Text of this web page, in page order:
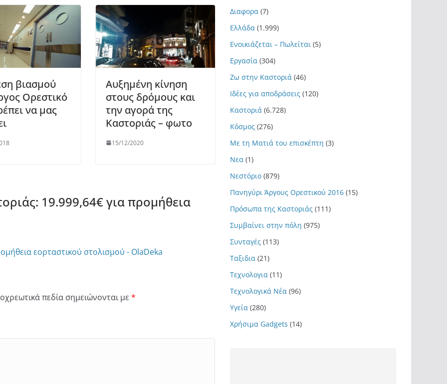
βιασμού
Ορεστικό
να μας
Αυξημένη κίνηση
στους δρόμους και
την αγορά της
Καστοριάς – φωτο
15/12/2020
19.999,64€ για προμήθεια
εορταστικού στολισμού - OlaDeka
πεδία σημειώνονται με *
Διαφορα (7)
Ελλάδα (1.999)
Ενοικιάζεται – Πωλείται (5)
Εργασία (304)
Ζω στην Καστοριά (46)
Ιδέες για αποδράσεις (120)
Καστοριά (6.728)
Κόσμος (276)
Με τη Ματιά του επισκέπτη (3)
Νεα (1)
Νεστόριο (879)
Πανηγύρι Άργους Ορεστικού 2016 (15)
Πρόσωπα της Καστοριάς (111)
Συμβαίνει στην πόλη (975)
Συνταγές (113)
Ταξιδια (21)
Τεχνολογια (11)
Τεχνολογικά Νέα (96)
Υγεία (280)
Χρήσιμα Gadgets (14)